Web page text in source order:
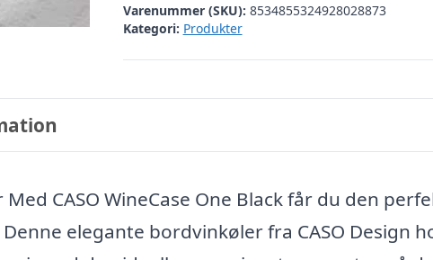
Varenummer (SKU): 8534855324928028873
Kategori: Produkter
CASO WineCase One Black får du den
elegante bordvinkøler fra CASO Design